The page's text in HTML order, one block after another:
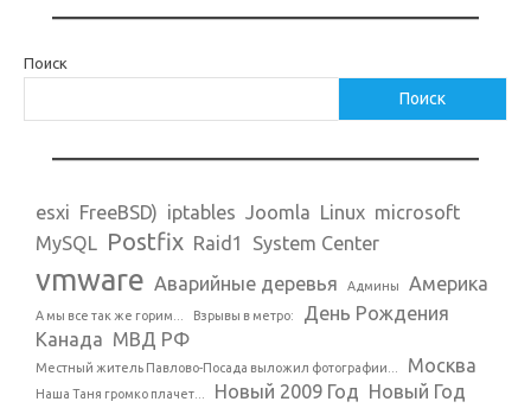
Поиск
Поиск
esxi FreeBSD) iptables Joomla Linux microsoft
MySQL Postfix Raid1 System Center
vmware Аварийные деревья Админы Америка
А мы все так же горим... Взрывы в метро:
День Рождения
Канада МВД РФ
Местный житель Павлово-Посада выложил фотографии... Москва
Наша Таня громко плачет... Новый 2009 Год Новый Год